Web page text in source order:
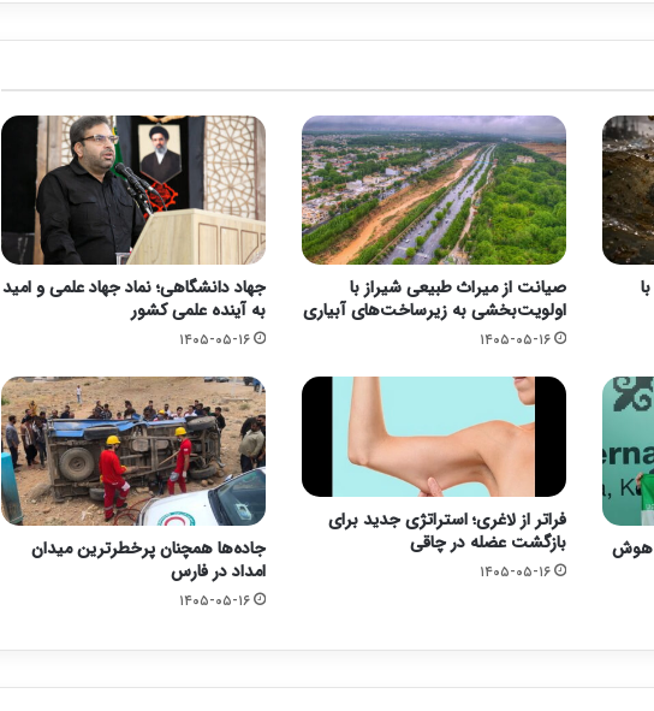
صیانت از میراث طبیعی شیراز با
اولویت‌بخشی به زیرساخت‌های آبیاری
۱۴۰۵-۰۵-۱۶
جهاد دانشگاهی؛ نماد جهاد علمی و امید
به آینده علمی کشور
۱۴۰۵-۰۵-۱۶
هوش
فراتر از لاغری؛ استراتژی جدید برای
بازگشت عضله در چاقی
۱۴۰۵-۰۵-۱۶
جاده‌ها همچنان پرخطرترین میدان
امداد در فارس
۱۴۰۵-۰۵-۱۶